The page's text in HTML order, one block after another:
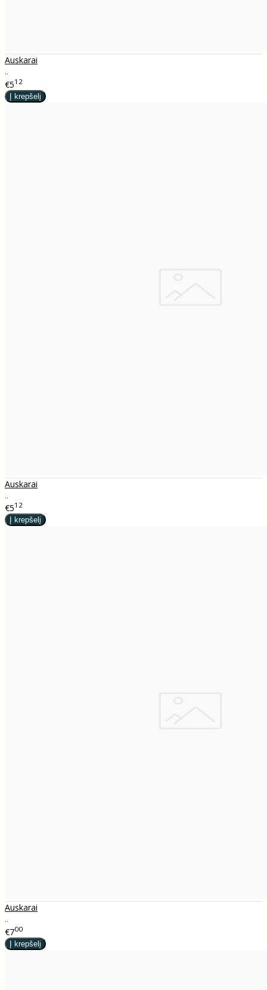
Auskarai
..
€512
Auskarai
..
€512
Auskarai
..
€700